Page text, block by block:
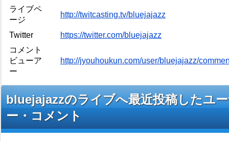
ライブペ
ージ
http://twitcasting.tv/bluejajazz
Twitter
https://twitter.com/bluejajazz
コメント
ビューア
ー
http://jyouhoukun.com/user/bluejajazz/
bluejajazzのライブへ最近投稿したユ
ー・コメント